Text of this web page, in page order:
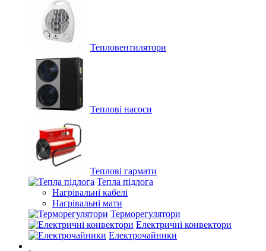
Тепловентилятори
Теплові насоси
Теплові гармати
Тепла підлога
Нагрівальні кабелі
Нагрівальні мати
Терморегулятори
Електричні конвектори
Електрочайники